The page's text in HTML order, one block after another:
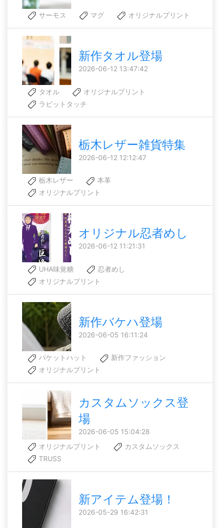
サーモス マグ オリジナルプリント
新作タオル登場
2026-06-12 13:47:42
タオル
オリジナルプリント
ラビットタッチ
栃木レザー雑貨特集
2026-06-12 12:12:47
栃木レザー
本革
オリジナルプリント
オリジナル忍者めし
2026-06-12 11:21:31
UHA味覚糖
忍者めし
オリジナルプリント
新作バケハ登場
2026-06-05 16:11:24
バケットハット
新作ファッション
オリジナルプリント
カスタムソックス登
場
2026-06-05 15:04:28
オリジナルプリント
カスタムソックス
TRUSS
新アイテム登場！
2026-05-29 16:42:31